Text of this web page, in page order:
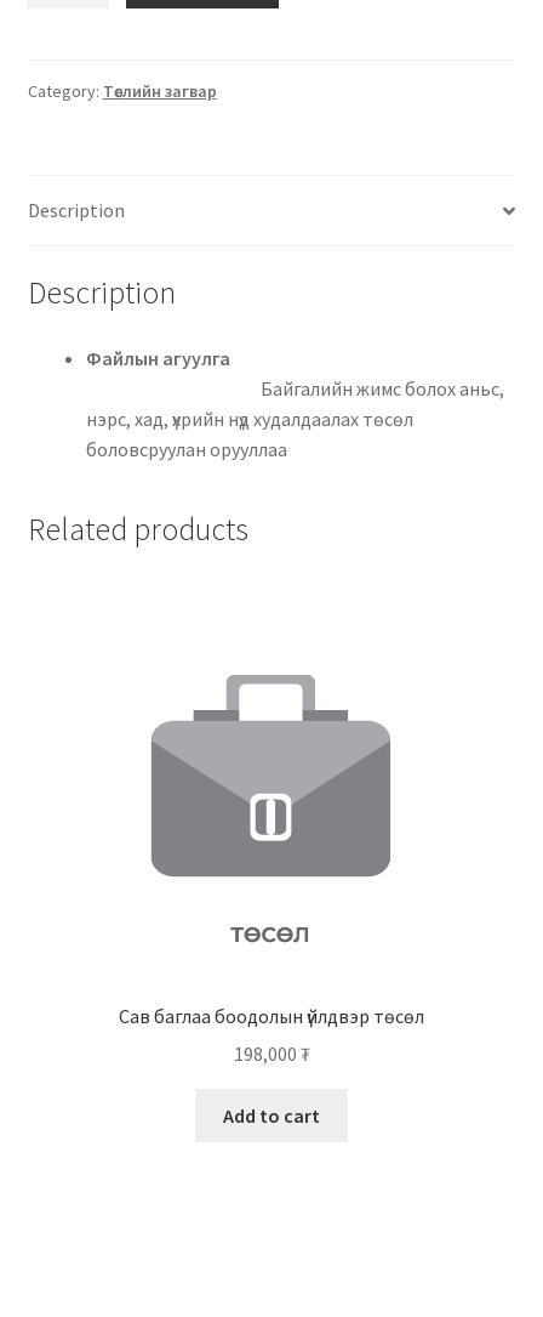
Category: Төслийн загвар
Description
Description
Файлын агуулга
Байгалийн жимс болох аньс,
нэрс, хад, үхрийн нүд худалдаалах төсөл
боловсруулан орууллаа
Related products
Сав баглаа боодолын үйлдвэр төсөл
198,000 ₮
Add to cart